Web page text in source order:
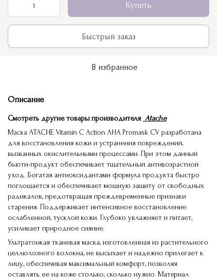
Купить
Быстрый заказ
В избранное
Описание
Смотреть другие товары производителя Atache
Маска ATACHE Vitamin C Action AHA Promask CV разработана
для восстановления кожи и устранения повреждений,
вызванных окислительными процессами. При этом данный
бьюти-продукт обеспечивает тщательный антивозрастной
уход. Богатая антиоксидантами формула продукта быстро
поглощается и обеспечивает мощную защиту от свободных
радикалов, предотвращая преждевременные признаки
старения. Поддерживает интенсивное восстановление
ослабленной, тусклой кожи. Глубоко увлажняет и питает,
усиливает природное сияние.
Ультратонкая тканевая маска, изготовленная из растительного
целлюлозного волокна, не высыхает и надежно прилегает к
лицу, обеспечивая максимальный комфорт, позволяя
оставлять ее на коже столько, сколько нужно. Материал